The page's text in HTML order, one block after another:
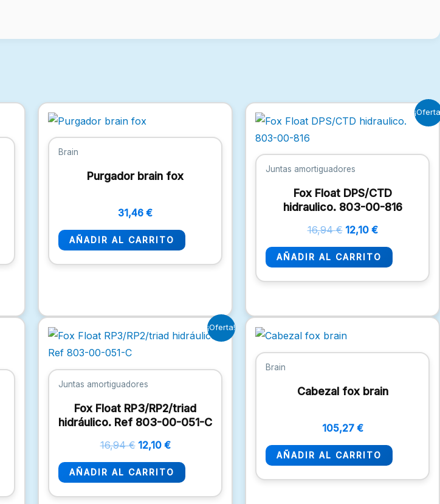
Brain
Purgador brain fox
31,46 €
AÑADIR AL CARRITO
Juntas amortiguadores
Fox Float DPS/CTD
hidraulico. 803-00-816
16,94€
precio
16,94 €.
12,10 €
precio
12,10 €.
AÑADIR AL CARRITO
¡Oferta!
Juntas amortiguadores
Fox Float RP3/RP2/triad
hidráulico. Ref 803-00-051-C
16,94€
precio
16,94 €.
12,10 €
precio
12,10 €.
AÑADIR AL CARRITO
Brain
Cabezal fox brain
105,27 €
AÑADIR AL CARRITO